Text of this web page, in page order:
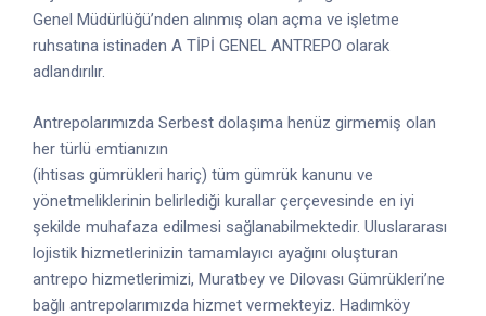
Genel Müdürlüğü’nden alınmış olan açma ve işletme
ruhsatına istinaden A TİPİ GENEL ANTREPO olarak
adlandırılır.
Antrepolarımızda Serbest dolaşıma henüz girmemiş olan
her türlü emtianızın
(ihtisas gümrükleri hariç) tüm gümrük kanunu ve
yönetmeliklerinin belirlediği kurallar çerçevesinde en iyi
şekilde muhafaza edilmesi sağlanabilmektedir. Uluslararası
lojistik hizmetlerinizin tamamlayıcı ayağını oluşturan
antrepo hizmetlerimizi, Muratbey ve Dilovası Gümrükleri’ne
bağlı antrepolarımızda hizmet vermekteyiz. Hadımköy